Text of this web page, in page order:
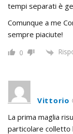
tempi separati è
Comunque a me
sempre piaciute!
0
Vittorio
La prima maglia
particolare colletto